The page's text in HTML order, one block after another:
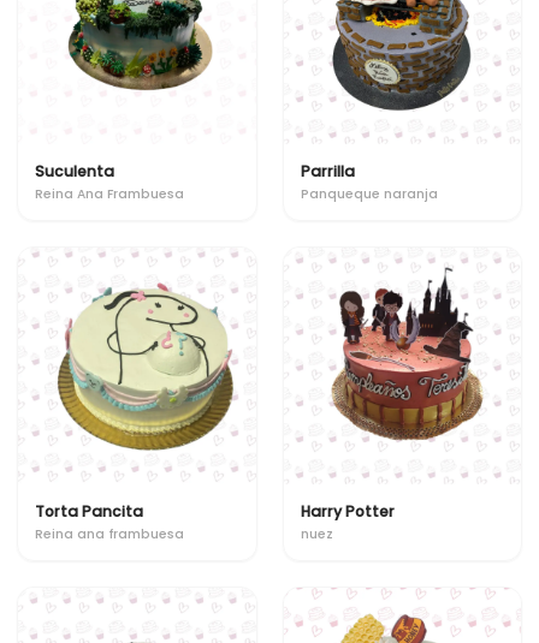
Suculenta
Reina Ana Frambuesa
Parrilla
Panqueque naranja
Torta Pancita
Reina ana frambuesa
Harry Potter
nuez